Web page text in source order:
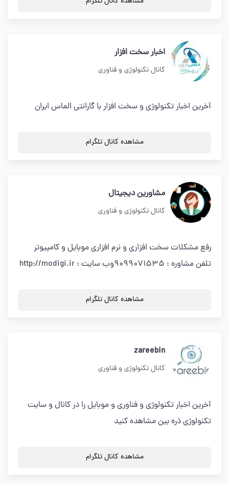
اخبار سخت افزار
کانال تکنولوژی و فناوری
آخرین اخبار تکنولوژی و سخت افزار با گارانتی الماس ایران
مشاهده کانال تلگرام
مشاورین دیجیتال
کانال تکنولوژی و فناوری
رفع مشکلات سخت افزاری و نرم افزاری موبایل و کامپیوتر
تلفن مشاوره : 9099071535وب سایت : http://modigi.ir
مشاهده کانال تلگرام
zareebin
کانال تکنولوژی و فناوری
آخرین اخبار تکنولوژی و فناوری و موبایل را در کانال و سایت
تکنولوژی ذره بین مشاهده کنید
مشاهده کانال تلگرام